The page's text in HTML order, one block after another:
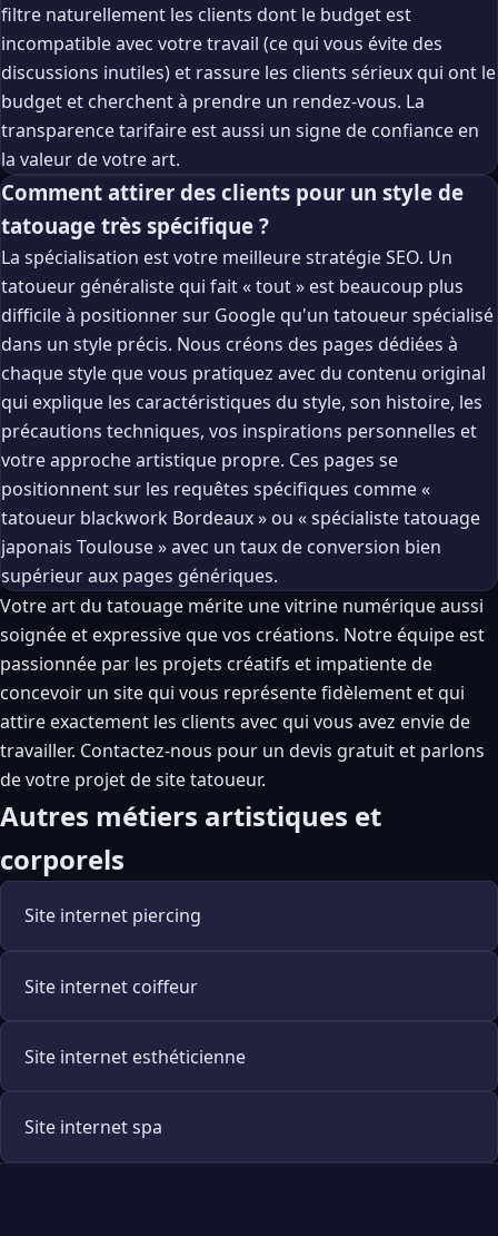
filtre naturellement les clients dont le budget est
incompatible avec votre travail (ce qui vous évite des
discussions inutiles) et rassure les clients sérieux qui ont le
budget et cherchent à prendre un rendez-vous. La
transparence tarifaire est aussi un signe de confiance en
la valeur de votre art.
Comment attirer des clients pour un style de
tatouage très spécifique ?
La spécialisation est votre meilleure stratégie SEO. Un
tatoueur généraliste qui fait « tout » est beaucoup plus
difficile à positionner sur Google qu'un tatoueur spécialisé
dans un style précis. Nous créons des pages dédiées à
chaque style que vous pratiquez avec du contenu original
qui explique les caractéristiques du style, son histoire, les
précautions techniques, vos inspirations personnelles et
votre approche artistique propre. Ces pages se
positionnent sur les requêtes spécifiques comme «
tatoueur blackwork Bordeaux » ou « spécialiste tatouage
japonais Toulouse » avec un taux de conversion bien
supérieur aux pages génériques.
Votre art du tatouage mérite une vitrine numérique aussi
soignée et expressive que vos créations. Notre équipe est
passionnée par les projets créatifs et impatiente de
concevoir un site qui vous représente fidèlement et qui
attire exactement les clients avec qui vous avez envie de
travailler. Contactez-nous pour un devis gratuit et parlons
de votre projet de site tatoueur.
Autres métiers artistiques et
corporels
Site internet piercing
Site internet coiffeur
Site internet esthéticienne
Site internet spa